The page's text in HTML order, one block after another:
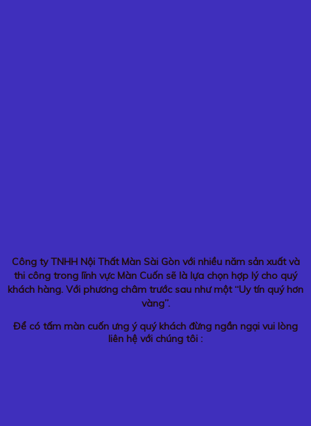
Công ty TNHH Nội Thất Màn Sài Gòn với nhiều năm sản xuất và
thi công trong lĩnh vực Màn Cuốn sẽ là lựa chọn hợp lý cho quý
khách hàng. Với phương châm trước sau như một “Uy tín quý hơn
vàng”.
Để có tấm màn cuốn ưng ý quý khách đừng ngần ngại vui lòng
liên hệ với chúng tôi :